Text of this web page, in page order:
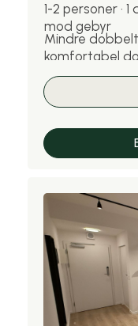
1-2 personer ·
mod gebyr
Mindre
komfortabel
effektivt valg
Kæledyr er